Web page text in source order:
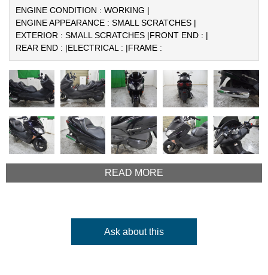
ENGINE CONDITION : WORKING |
ENGINE APPEARANCE : SMALL SCRATCHES |
EXTERIOR : SMALL SCRATCHES |FRONT END : |
REAR END : |ELECTRICAL : |FRAME :
READ MORE
Ask about this